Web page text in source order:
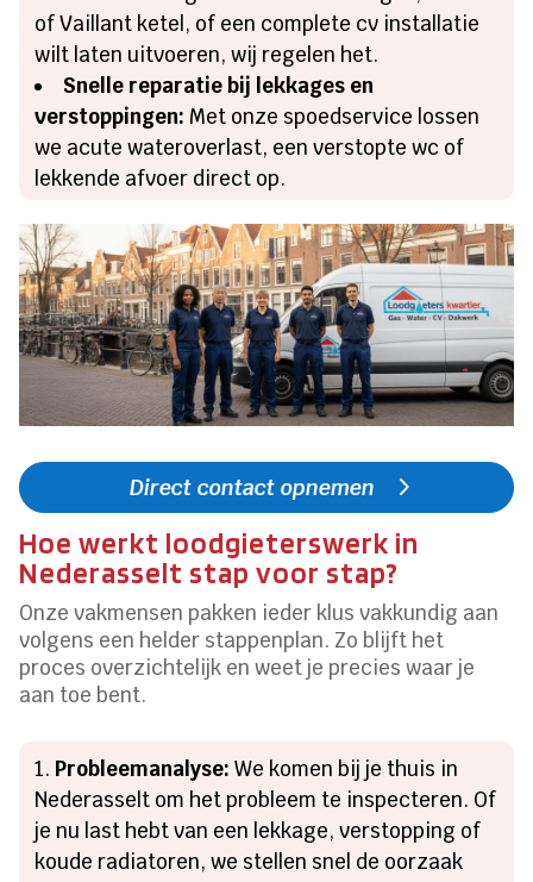
of Vaillant ketel, of een complete cv installatie
wilt laten uitvoeren, wij regelen het.
Snelle reparatie bij lekkages en
verstoppingen: Met onze spoedservice lossen
we acute wateroverlast, een verstopte wc of
lekkende afvoer direct op.
Direct contact opnemen
Hoe werkt loodgieterswerk in
Nederasselt stap voor stap?
Onze vakmensen pakken ieder klus vakkundig aan
volgens een helder stappenplan. Zo blijft het
proces overzichtelijk en weet je precies waar je
aan toe bent.
Probleemanalyse: We komen bij je thuis in
Nederasselt om het probleem te inspecteren. Of
je nu last hebt van een lekkage, verstopping of
koude radiatoren, we stellen snel de oorzaak